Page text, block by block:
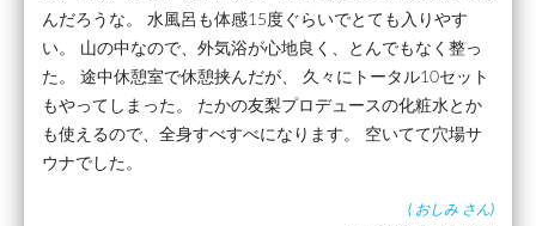
んだろうな。 水風呂も体感15度ぐらいでとても入りやす
い。 山の中なので、外気浴が心地良く、とんでもなく整っ
た。 途中休憩室で休憩挟んだが、 久々にトータル10セット
もやってしまった。 たかの友梨プロデュースの化粧水とか
も使えるので、全身すべすべになります。 空いてて穴場サ
ウナでした。
( おしみ さん)